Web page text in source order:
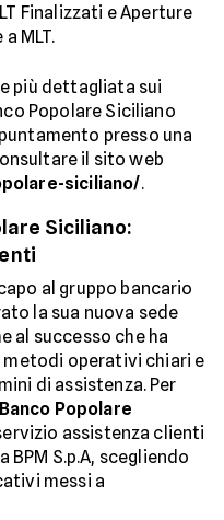
Finalizzati e Aperture
MLT.
più dettagliata sui
Popolare Siciliano
presso una
il sito web
siciliano/.
Siciliano:
al gruppo bancario
la sua nuova sede
al successo che ha
operativi chiari e
di assistenza. Per
Popolare
assistenza clienti
S.p.A, scegliendo
messi a